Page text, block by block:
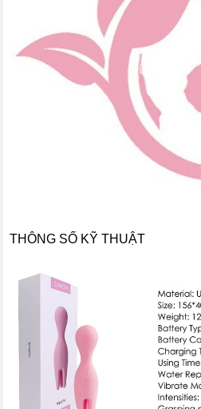
THÔNG SỐ KỸ THUẬT